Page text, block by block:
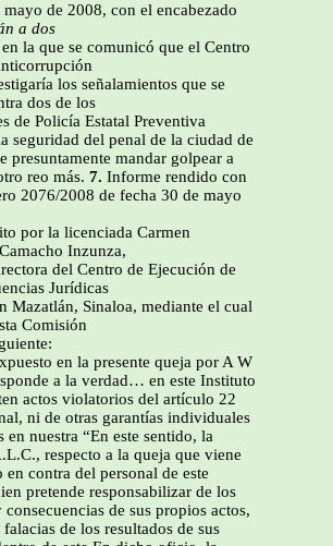
de 2008, con el encabezado
a dos
la que se comunicó que el Centro
los señalamientos que se
dos de los
de Policía Estatal Preventiva
seguridad del penal de la ciudad de
presuntamente mandar golpear a
reo más. 7. Informe rendido con
2076/2008 de fecha 30 de mayo
por la licenciada Carmen
Inzunza,
del Centro de Ejecución de
Jurídicas
Mazatlán, Sinaloa, mediante el cual
Comisión
en la presente queja por A W
a la verdad… en este Instituto
actos violatorios del artículo 22
ni de otras garantías individuales
en nuestra “En este sentido, la
respecto a la queja que viene
en contra del personal de este
pretende responsabilizar de los
consecuencias de sus propios actos,
de los resultados de sus